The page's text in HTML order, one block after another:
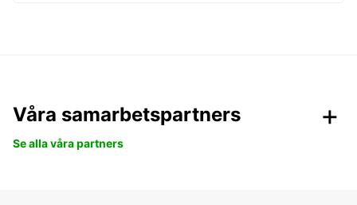
Våra samarbetspartners
Se alla våra partners